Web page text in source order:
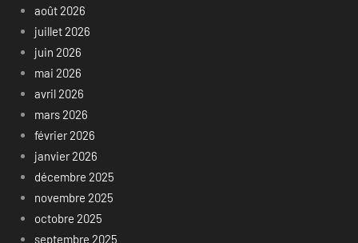
août 2026
juillet 2026
juin 2026
mai 2026
avril 2026
mars 2026
février 2026
janvier 2026
décembre 2025
novembre 2025
octobre 2025
septembre 2025